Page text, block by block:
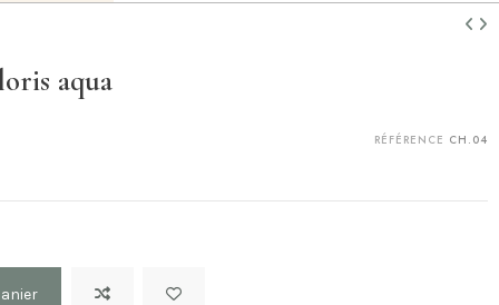
aqua
RÉFÉRENCE CH.04